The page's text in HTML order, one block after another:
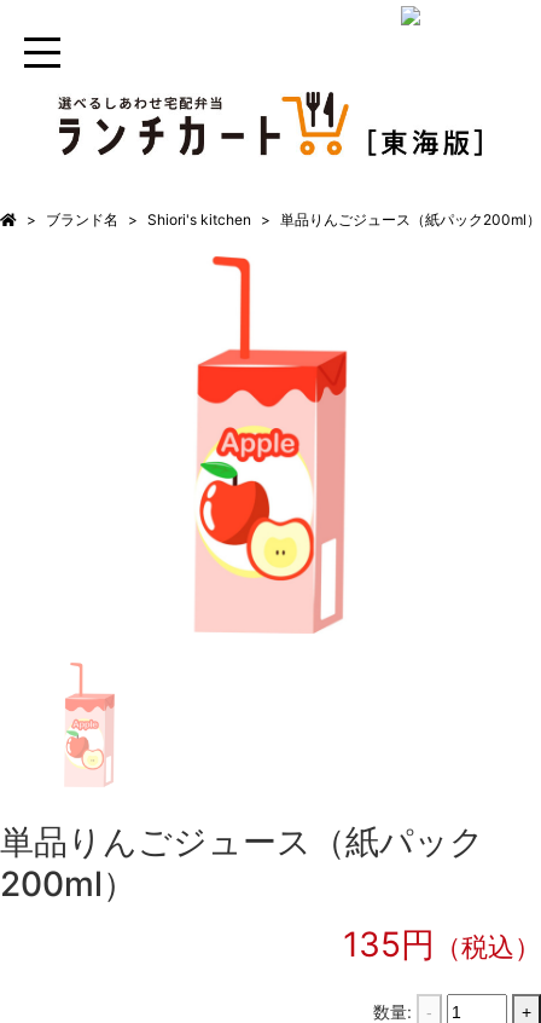
ブランド名 Shiori's kitchen 単品りんごジュース（紙パック200ml）
単品りんごジュース（紙パック
200ml）
135円
（税込）
数量: - +